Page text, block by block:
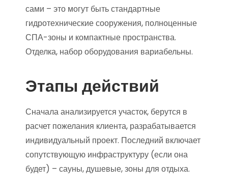
сами – это могут быть стандартные
гидротехнические сооружения, полноценные
СПА-зоны и компактные пространства.
Отделка, набор оборудования вариабельны.
Этапы действий
Сначала анализируется участок, берутся в
расчет пожелания клиента, разрабатывается
индивидуальный проект. Последний включает
сопутствующую инфраструктуру (если она
будет) – сауны, душевые, зоны для отдыха.